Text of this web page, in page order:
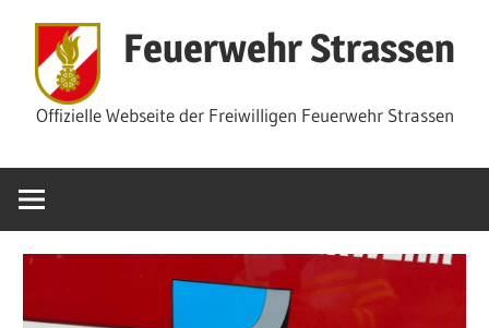
springen
Feuerwehr Strassen
Offizielle Webseite der Freiwilligen Feuerwehr Strassen